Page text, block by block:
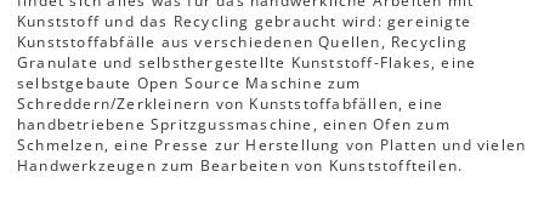
Kunststoff und das Recycling gebraucht wird: gereinigte
Kunststoffabfälle aus verschiedenen Quellen, Recycling
Granulate und selbsthergestellte Kunststoff-Flakes, eine
selbstgebaute Open Source Maschine zum
Schreddern/Zerkleinern von Kunststoffabfällen, eine
handbetriebene Spritzgussmaschine, einen Ofen zum
Schmelzen, eine Presse zur Herstellung von Platten und vielen
Handwerkzeugen zum Bearbeiten von Kunststoffteilen.